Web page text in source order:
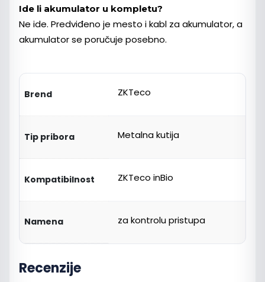
Ide li akumulator u kompletu?
Ne ide. Predviđeno je mesto i kabl za akumulator, a
akumulator se poručuje posebno.
Brend ZKTeco
Tip pribora Metalna kutija
Kompatibilnost ZKTeco inBio
Namena za kontrolu pristupa
Recenzije